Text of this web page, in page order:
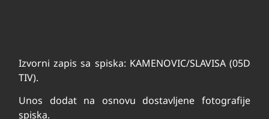
Izvorni zapis sa spiska: KAMENOVIC/SLAVISA (05D
TIV).
Unos dodat na osnovu dostavljene fotografije
spiska.